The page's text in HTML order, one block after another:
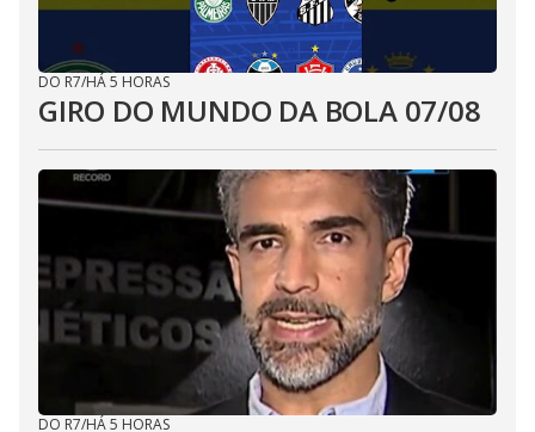
DO R7/HÁ 5 HORAS
GIRO DO MUNDO DA BOLA 07/08
DO R7/HÁ 5 HORAS